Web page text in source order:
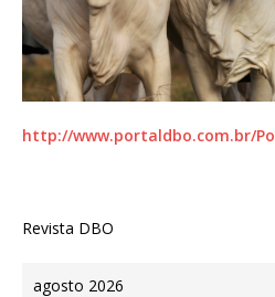
http://www.portaldbo.com.br/
Revista DBO
agosto 2026